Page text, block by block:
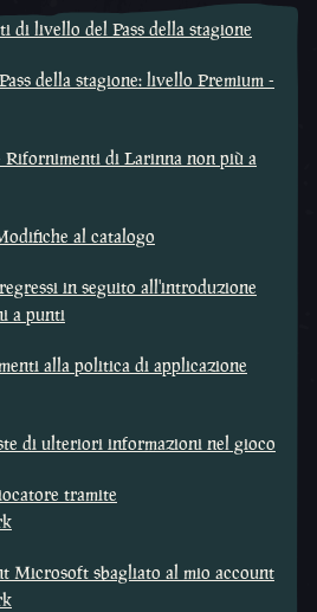
di livello del Pass della stagione
della stagione: livello Premium -
di Larinna non più a
al catalogo
in seguito all'introduzione
a punti
alla politica di applicazione
di ulteriori informazioni nel gioco
tramite
Microsoft sbagliato al mio account